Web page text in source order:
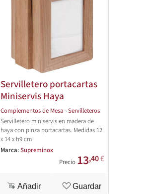
Servilletero portacartas
Miniservis Haya
Complementos de Mesa ›Servilleteros
Servilletero miniservis en madera de
haya con pinza portacartas. Medidas 12
x 14 x h9 cm
Marca:Supreminox
Precio 13,40€
Añadir Guardar